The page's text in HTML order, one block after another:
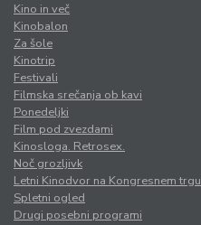
Kino in več
Kinobalon
Za šole
Kinotrip
Festivali
Filmska srečanja ob kavi
Ponedeljki
Film pod zvezdami
Kinosloga. Retrosex.
Noč grozljivk
Letni Kinodvor na Kongresnem trgu
Spletni ogled
Drugi posebni programi